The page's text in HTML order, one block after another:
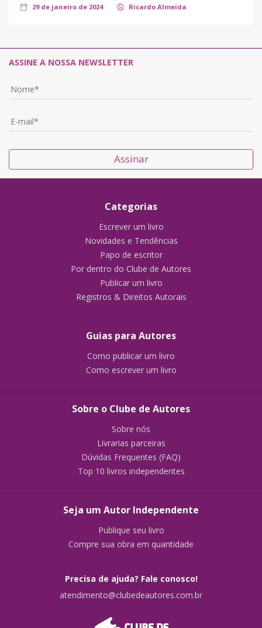
29 de janeiro de 2024 Ricardo Almeida
ASSINE A NOSSA NEWSLETTER
Assinar
Categorias
Escrever um livro
Novidades e Tendências
Papo de escritor
Por dentro do Clube de Autores
Publicar um livro
Registros & Direitos Autorais
Guias para Autores
Como publicar um livro
Como escrever um livro
Sobre o Clube de Autores
Sobre nós
Livrarias parceiras
Dúvidas Frequentes (FAQ)
Top 10 livros independentes
Seja um Autor Independente
Publique seu livro
Compre sua obra em quantidade
Precisa de ajuda? Fale conosco!
atendimento@clubedeautores.com.br